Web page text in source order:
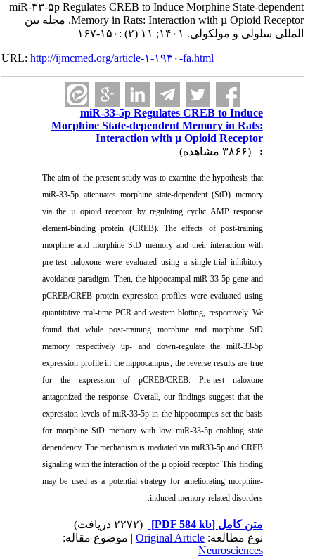
miR-۳۳-۵p Regulates CREB to Induce Morphine State-dependent
Memory in Rats: Interaction with µ Opioid Receptor. مجله بین
المللی سلولی و مولکولی. ۱۴۰۱; ۱۱ (۲) :۱۵۰-۱۶۷
URL:http://ijmcmed.org/article-۱-۱۹۳۰-fa.html
miR-33-5p Regulates CREB to Induce
Morphine State-dependent Memory in Rats:
Interaction with µ Opioid Receptor
The aim of the present study was to examine the hypothesis that
miR-33-5p attenuates morphine state-dependent (StD) memory
via the µ opioid receptor by regulating cyclic AMP response
element-binding protein (CREB). The effects of post-training
morphine and morphine StD memory and their interaction with
pre-test naloxone were evaluated using a single-trial inhibitory
avoidance paradigm. Then, the hippocampal miR-33-5p gene and
pCREB/CREB protein expression profiles were evaluated using
quantitative real-time PCR and western blotting, respectively. We
found that while post-training morphine and morphine StD
memory respectively up- and down-regulate the miR-33-5p
expression profile in the hippocampus, the reverse results are true
for the expression of pCREB/CREB. Pre-test naloxone
antagonized the response. Overall, our findings suggest that the
expression levels of miR-33-5p in the hippocampus set the basis
for morphine StD memory with low miR-33-5p enabling state
dependency. The mechanism is mediated via miR33-5p and CREB
signaling with the interaction of the µ opioid receptor. This finding
may be used as a potential strategy for ameliorating morphine-
induced memory-related disorders.
متن کامل[PDF 584 kb]
نوع مطالعه:Original Article| موضوع مقاله:
Neurosciences